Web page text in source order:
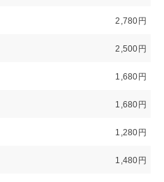
2,780円
2,500円
1,680円
1,680円
1,280円
1,480円